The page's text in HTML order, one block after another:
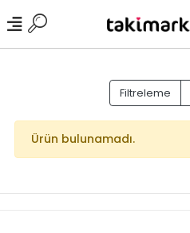
Filtreleme
Ürün bulunamadı.